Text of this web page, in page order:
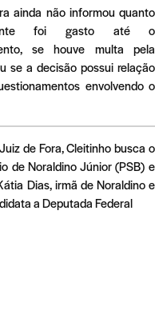
ainda não informou quanto
foi gasto até o
se houve multa pela
se a decisão possui relação
envolvendo o
de Fora, Cleitinho busca o
de Noraldino Júnior (PSB) e
Dias, irmã de Noraldino e
a Deputada Federal